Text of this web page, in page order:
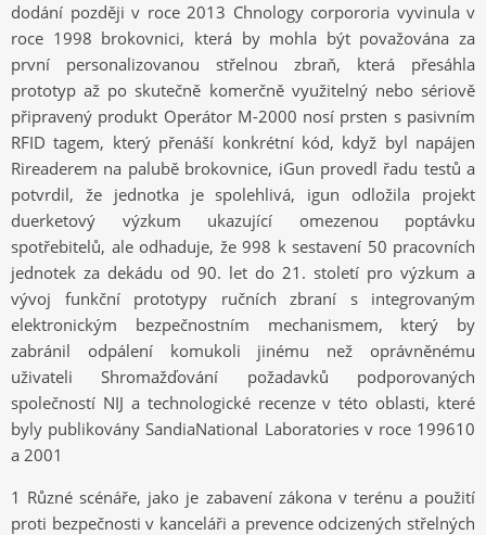
dodání později v roce 2013 Chnology corpororia vyvinula v
roce 1998 brokovnici, která by mohla být považována za
první personalizovanou střelnou zbraň, která přesáhla
prototyp až po skutečně komerčně využitelný nebo sériově
připravený produkt Operátor M-2000 nosí prsten s pasivním
RFID tagem, který přenáší konkrétní kód, když byl napájen
Rireaderem na palubě brokovnice, iGun provedl řadu testů a
potvrdil, že jednotka je spolehlivá, igun odložila projekt
duerketový výzkum ukazující omezenou poptávku
spotřebitelů, ale odhaduje, že 998 k sestavení 50 pracovních
jednotek za dekádu od 90. let do 21. století pro výzkum a
vývoj funkční prototypy ručních zbraní s integrovaným
elektronickým bezpečnostním mechanismem, který by
zabránil odpálení komukoli jinému než oprávněnému
uživateli Shromažďování požadavků podporovaných
společností NIJ a technologické recenze v této oblasti, které
byly publikovány SandiaNational Laboratories v roce 199610
a 2001
1 Různé scénáře, jako je zabavení zákona v terénu a použití
proti bezpečnosti v kanceláři a prevence odcizených střelných